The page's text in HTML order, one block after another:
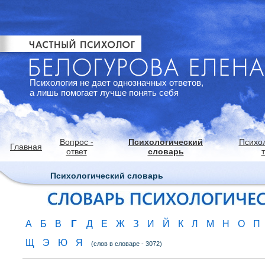
Психология не дает однозначных ответов,
а лишь помогает лучше понять себя
Главная
Вопрос -
ответ
Психологический
словарь
Психологический словарь
А Б В Г Д Е Ж З И Й К Л М Н О
П
Щ
Э Ю Я (слов в словаре - 3072)